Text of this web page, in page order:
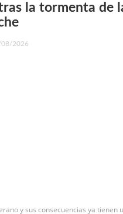
la tormenta de
2026
y sus consecuencias ya tienen